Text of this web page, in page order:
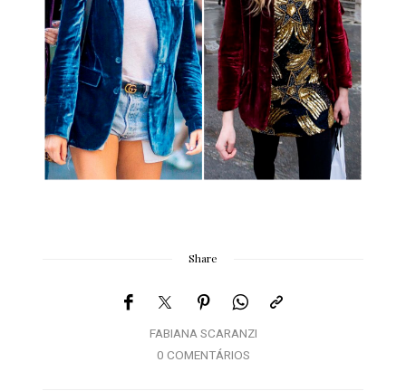
Share
FABIANA SCARANZI
0 COMENTÁRIOS